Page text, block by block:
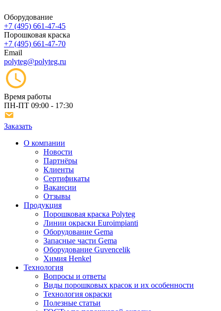
Оборудование
+7 (495) 661-47-45
Порошковая краска
+7 (495) 661-47-70
Email
polyteg@polyteg.ru
Время работы
ПН-ПТ 09:00 - 17:30
Заказать
О компании
Новости
Партнёры
Клиенты
Сертификаты
Вакансии
Отзывы
Продукция
Порошковая краска Polyteg
Линии окраски Euroimpianti
Оборудование Gema
Запасные части Gema
Оборудование Guvencelik
Химия Henkel
Технология
Вопросы и ответы
Виды порошковых красок и их особенности
Технология окраски
Полезные статьи